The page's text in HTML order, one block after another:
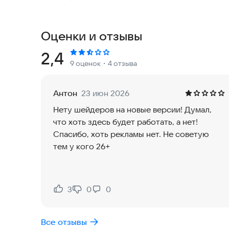
текстуры Minecraft, включая Flow HD,
детализированные современные текстуры HD.
Вам не нужно искать сложные инструкции:
Мод Shader Minecraft RTX добавляет
визуальное восприятие и позволяет
поддерживая даже разрешение 4K.
✔️ MCBE Shaders работают в офлайн-режиме
Оценки и отзывы
Рейтинг:
2,4 9 оценок ・4 отзыва
Антон 23 июн 2026
Нету шейдеров на новые версии! Думал,
что хоть здесь будет работать, а нет!
Спасибо, хоть рекламы нет. Не советую
тем у кого 26+
Нравится:
3
Не нравится:
0 0
Все отзывы